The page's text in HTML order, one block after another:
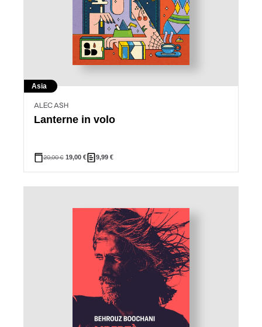
Asia
ALEC ASH
Lanterne in volo
20,00€ 19,00 € 9,99 €